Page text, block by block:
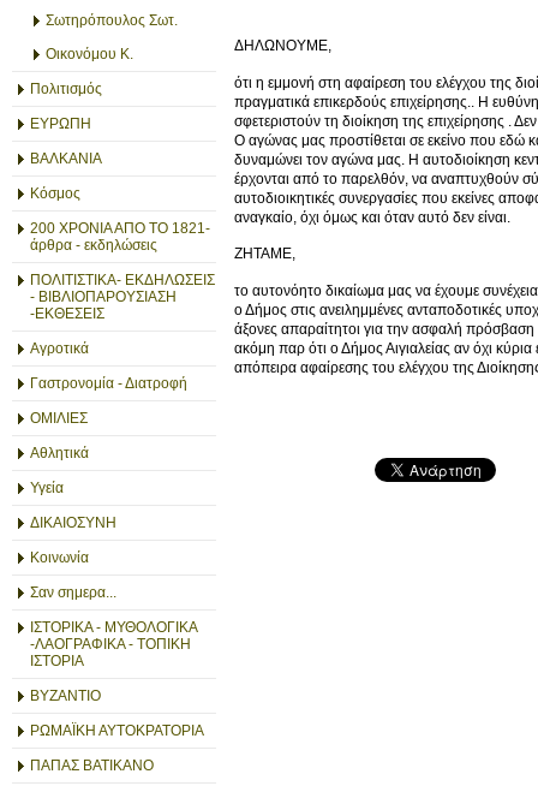
Σωτηρόπουλος Σωτ.
Οικονόμου Κ.
Πολιτισμός
ΕΥΡΩΠΗ
ΒΑΛΚΑΝΙΑ
Κόσμος
200 ΧΡΟΝΙΑ ΑΠΟ ΤΟ 1821-
άρθρα - εκδηλώσεις
ΠΟΛΙΤΙΣΤΙΚΑ- ΕΚΔΗΛΩΣΕΙΣ
- ΒΙΒΛΙΟΠΑΡΟΥΣΙΑΣΗ
-ΕΚΘΕΣΕΙΣ
Αγροτικά
Γαστρονομία - Διατροφή
ΟΜΙΛΙΕΣ
Αθλητικά
Υγεία
ΔΙΚΑΙΟΣΥΝΗ
Κοινωνία
Σαν σημερα...
ΙΣΤΟΡΙΚΑ - ΜΥΘΟΛΟΓΙΚΑ
-ΛΑΟΓΡΑΦΙΚΑ - ΤΟΠΙΚΗ
ΙΣΤΟΡΙΑ
ΒΥΖΑΝΤΙΟ
ΡΩΜΑΪΚΗ ΑΥΤΟΚΡΑΤΟΡΙΑ
ΠΑΠΑΣ ΒΑΤΙΚΑΝΟ
ΔΗΛΩΝΟΥΜΕ,
ότι η εμμονή στη αφαίρεση του ελέγχου της
πραγματικά επικερδούς επιχείρησης.. Η
σφετεριστούν τη διοίκηση της επιχείρησης .
Ο αγώνας μας προστίθεται σε εκείνο που εδώ
δυναμώνει τον αγώνα μας. Η αυτοδιοίκηση
έρχονται από το παρελθόν, να αναπτυχθούν
αυτοδιοικητικές συνεργασίες που εκείνες
αναγκαίο, όχι όμως και όταν αυτό δεν είναι.
ΖΗΤΑΜΕ,
το αυτονόητο δικαίωμα μας να έχουμε
ο Δήμος στις ανειλημμένες ανταποδοτικές
άξονες απαραίτητοι για την ασφαλή
ακόμη παρ ότι ο Δήμος Αιγιαλείας αν όχι κύρια
απόπειρα αφαίρεσης του ελέγχου της